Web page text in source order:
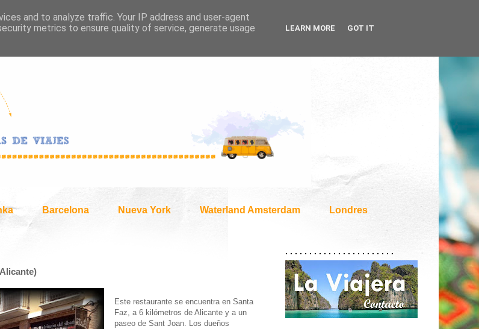
Barcelona Nueva York Waterland Amsterdam Londres
Este restaurante se encuentra en Santa
Faz, a 6 kilómetros de Alicante y a un
paseo de Sant Joan. Los dueños
. . . . . . . . . . . . . . . . . . . . . . .
and to analyze traffic. Your IP address and user-agent
metrics to ensure quality of service, generate usage
LEARN MORE GOT IT